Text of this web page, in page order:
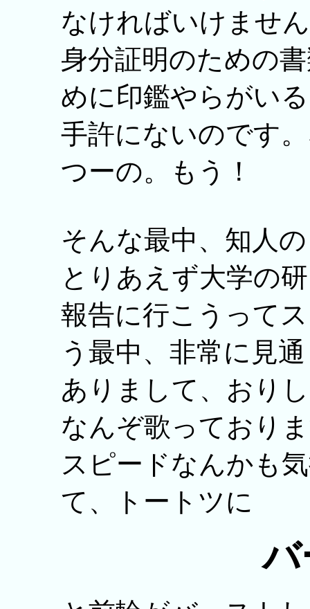
なければいけませ
身分証明のための
めに印鑑やらがい
手許にないのです
つーの。もう！
そんな最中、知人
とりあえず大学の
報告に行こうって
う最中、非常に見
ありまして、おり
なんぞ歌っており
スピードなんかも
て、トートツに
バ